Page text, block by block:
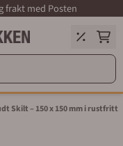
frakt med Posten
Skilt – 150 x 150 mm i rustfritt